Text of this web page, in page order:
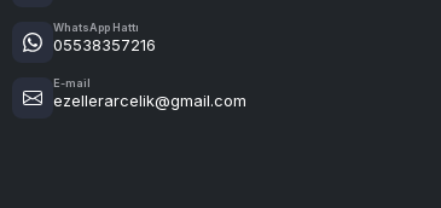
WhatsApp Hattı
05538357216
E-mail
ezellerarcelik@gmail.com